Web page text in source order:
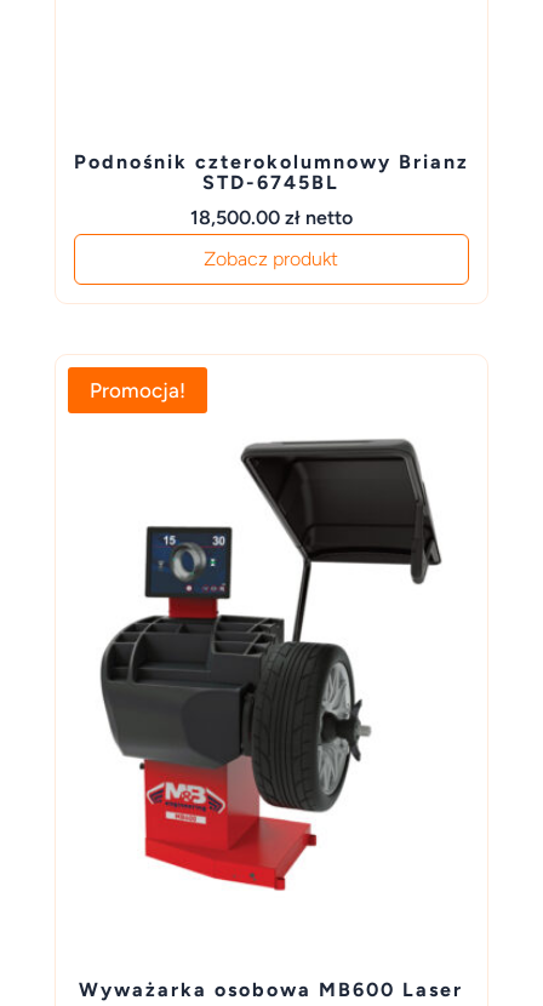
Podnośnik czterokolumnowy Brianz
STD-6745BL
18,500.00 zł netto
Zobacz produkt
Promocja!
Wyważarka osobowa MB600 Laser